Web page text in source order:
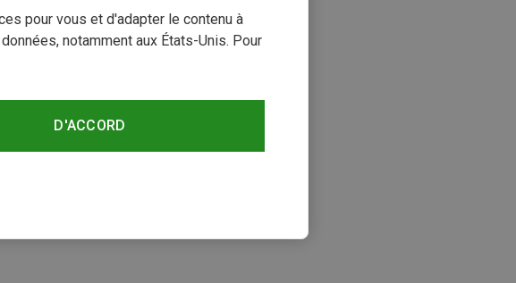
pour vous et d'adapter le contenu à
notamment aux États-Unis. Pour
D'ACCORD